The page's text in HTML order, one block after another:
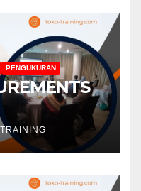
PENGUKURAN